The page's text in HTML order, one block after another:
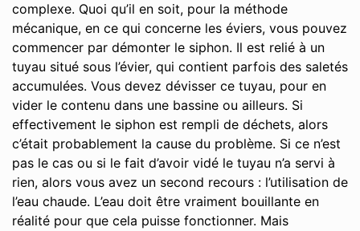
complexe. Quoi qu’il en soit, pour la méthode
mécanique, en ce qui concerne les éviers, vous pouvez
commencer par démonter le siphon. Il est relié à un
tuyau situé sous l’évier, qui contient parfois des saletés
accumulées. Vous devez dévisser ce tuyau, pour en
vider le contenu dans une bassine ou ailleurs. Si
effectivement le siphon est rempli de déchets, alors
c’était probablement la cause du problème. Si ce n’est
pas le cas ou si le fait d’avoir vidé le tuyau n’a servi à
rien, alors vous avez un second recours : l’utilisation de
l’eau chaude. L’eau doit être vraiment bouillante en
réalité pour que cela puisse fonctionner. Mais